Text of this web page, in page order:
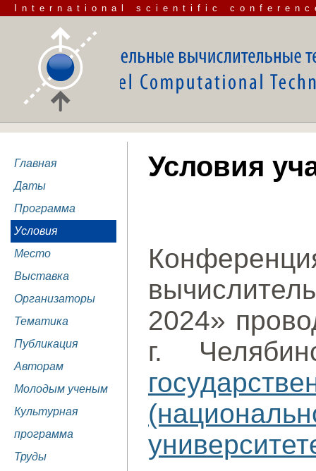
International scientific
Главная
Даты
Программа
Условия
Место
Выставка
Организаторы
Тематика
Публикация
Авторам
Молодым ученым
Культурная
программа
Труды
Условия
2024»
г.